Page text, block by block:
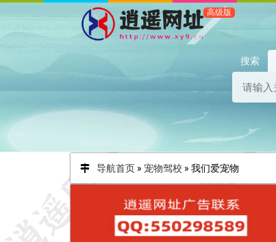
搜索
导航首页» 宠物驾校 » 我们爱宠物